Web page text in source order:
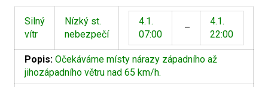
Silný
vítr
Nízký st.
nebezpečí
4.1.
07:00
–
4.1.
22:00
Popis: Očekáváme místy nárazy západního až
jihozápadního větru nad 65 km/h.